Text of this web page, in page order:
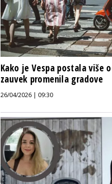
Kako je Vespa postala više
zauvek promenila gradove
26/04/2026 | 09:30